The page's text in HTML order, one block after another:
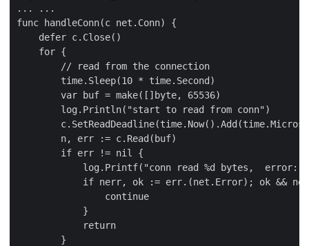
... ...
func handleConn(c net.Conn) {
    defer c.Close()
    for {
        // read from the connection
        time.Sleep(10 * time.Second)
        var buf = make([]byte, 65536)
        log.Println("start to read from conn")
        n, err := c.Read(buf)
        if err != nil {
log.Printf("conn read %d bytes,  error:
if nerr, ok := err.(net.Error); ok &&
                continue
            }
            return
        }